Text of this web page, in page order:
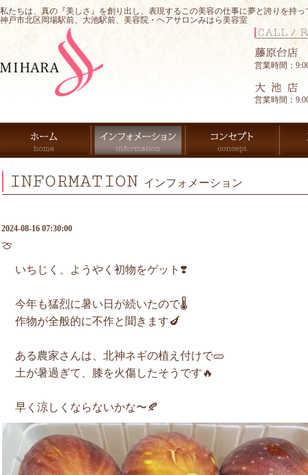
私たちは、真の『美しさ』を創り出し、表現するこの美容の仕事に夢と誇りを持
神戸市北区岡場駅前、大池駅前、美容院・ヘアサロンみはら美容室
営業時間：
営業時間：
INFORMATION インフォメーション
2024-08-16 07:30:00
🍈
いちじく、ようやく初物をゲット❣️
今年も猛烈に暑い日が続いたので🌡️
作物が全般的に不作と聞きます🍆
ある農家さんは、北神ネギの植え付けで🥒
土が暑過ぎて、膝を火傷したそうです🔥
早く涼しくならないかな〜🍂